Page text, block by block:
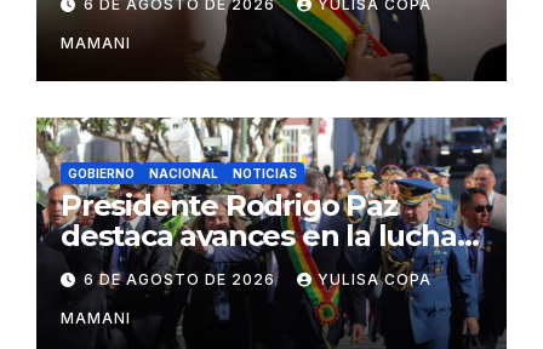
6 DE AGOSTO DE 2026 YULISA COPA
MAMANI
GOBIERNO NACIONAL NOTICIAS
Presidente Rodrigo Paz
destaca avances en la lucha
contra el narcotráfico
6 DE AGOSTO DE 2026 YULISA COPA
MAMANI